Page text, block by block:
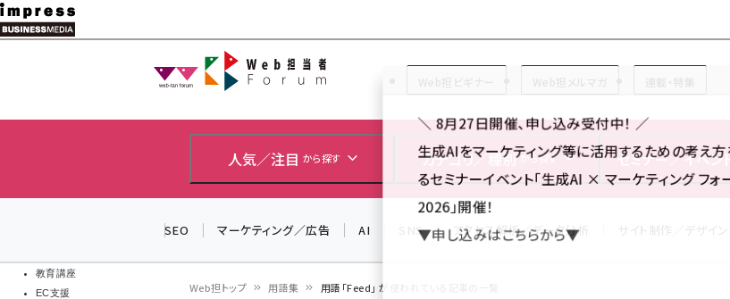
メ
イ
教育講座
EC支援
Web担当者Forum
人気／注目 から探す カテゴリ／種別 から探す セミナー／イベン
SEO マーケティング／広告 AI SNS アクセス解析／データ分析
Web担トップ 用語集 用語「Feed」 が使われている記事の一覧
＼ 8月27日開催、申し込み受付中！ ／
生成AIをマーケティング等に活用するための考え
るセミナーイベント「生成AI × マーケティング フォ
2026」開催！
▼申し込みはこちらから▼